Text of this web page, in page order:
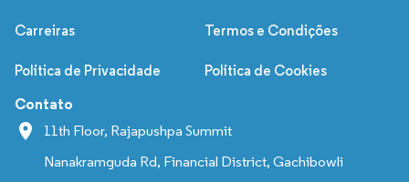
Carreiras Termos e Condições
Política de Privacidade Política de Cookies
Contato
11th Floor, Rajapushpa Summit
Nanakramguda Rd, Financial District, Gachibowli